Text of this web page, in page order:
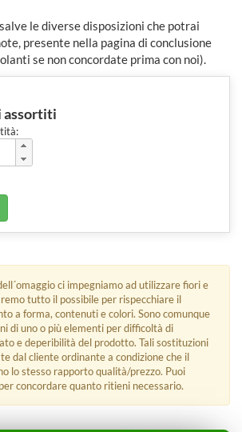
le diverse disposizioni che potrai
presente nella pagina di conclusione
se non concordate prima con noi).
assortiti
ci impegniamo ad utilizzare fiori e
tutto il possibile per rispecchiare il
a forma, contenuti e colori. Sono comunque
di uno o più elementi per difficoltà di
e deperibilità del prodotto. Tali sostituzioni
dal cliente ordinante a condizione che il
lo stesso rapporto qualità/prezzo. Puoi
concordare quanto ritieni necessario.